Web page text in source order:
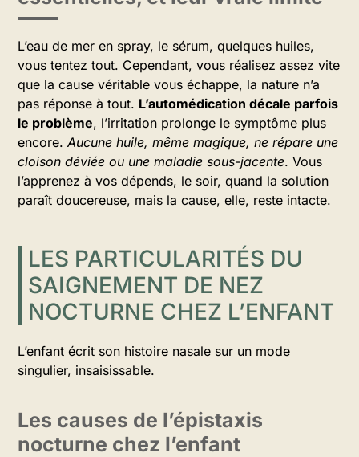
L’eau de mer en spray, le sérum, quelques huiles,
vous tentez tout. Cependant, vous réalisez assez vite
que la cause véritable vous échappe, la nature n’a
pas réponse à tout. L’automédication décale parfois
le problème, l’irritation prolonge le symptôme plus
encore. Aucune huile, même magique, ne répare une
cloison déviée ou une maladie sous-jacente. Vous
l’apprenez à vos dépends, le soir, quand la solution
paraît doucereuse, mais la cause, elle, reste intacte.
LES PARTICULARITÉS DU
SAIGNEMENT DE NEZ
NOCTURNE CHEZ L’ENFANT
L’enfant écrit son histoire nasale sur un mode
singulier, insaisissable.
Les causes de l’épistaxis
nocturne chez l’enfant